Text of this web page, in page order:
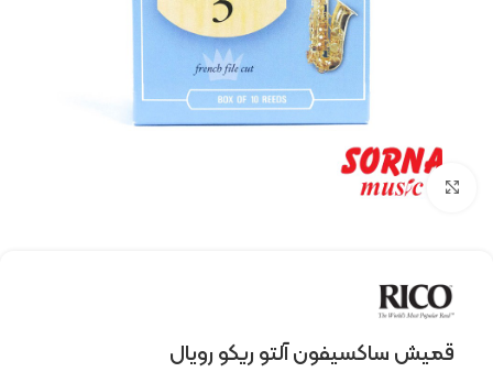
Click to enlarge
قميش ساکسيفون آلتو ریکو رویال